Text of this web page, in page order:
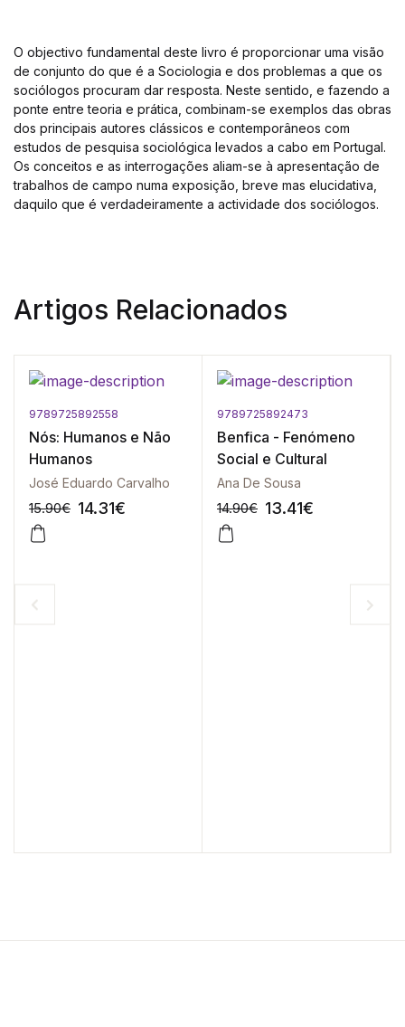
O objectivo fundamental deste livro é proporcionar uma visão
de conjunto do que é a Sociologia e dos problemas a que os
sociólogos procuram dar resposta. Neste sentido, e fazendo a
ponte entre teoria e prática, combinam-se exemplos das obras
dos principais autores clássicos e contemporâneos com
estudos de pesquisa sociológica levados a cabo em Portugal.
Os conceitos e as interrogações aliam-se à apresentação de
trabalhos de campo numa exposição, breve mas elucidativa,
daquilo que é verdadeiramente a actividade dos sociólogos.
Artigos Relacionados
9789725892558
Nós: Humanos e Não
Humanos
José Eduardo Carvalho
15.90€ 14.31€
-10%
9789725892473
Benfica - Fenómeno
Social e Cultural
Ana De Sousa
14.90€ 13.41€